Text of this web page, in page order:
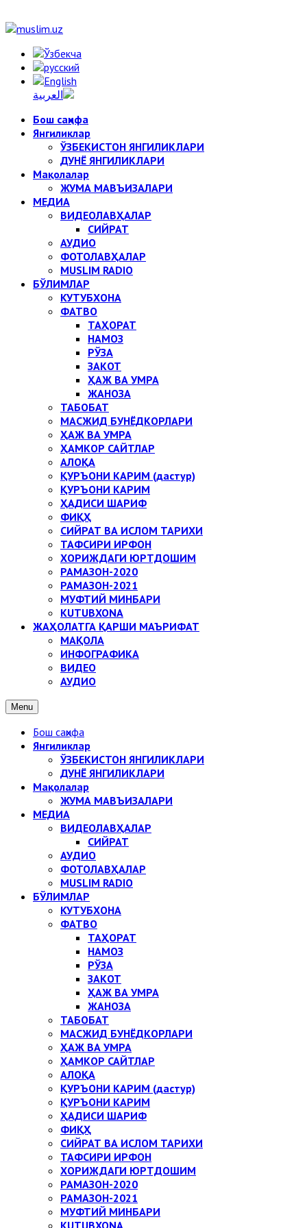
Бош саҳифа
Янгиликлар
ЎЗБЕКИСТОН ЯНГИЛИКЛАРИ
ДУНЁ ЯНГИЛИКЛАРИ
Мақолалар
ЖУМА МАВЪИЗАЛАРИ
МЕДИА
ВИДЕОЛАВҲАЛАР
СИЙРАТ
АУДИО
ФОТОЛАВҲАЛАР
MUSLIM RADIO
БЎЛИМЛАР
КУТУБХОНА
ФАТВО
ТАҲОРАТ
НАМОЗ
РЎЗА
ЗАКОТ
ҲАЖ ВА УМРА
ЖАНОЗА
ТАБОБАТ
МАСЖИД БУНЁДКОРЛАРИ
ҲАЖ ВА УМРА
ҲАМКОР САЙТЛАР
АЛОҚА
ҚУРЪОНИ КАРИМ (дастур)
ҚУРЪОНИ КАРИМ
ҲАДИСИ ШАРИФ
ФИҚҲ
СИЙРАТ ВА ИСЛОМ ТАРИХИ
ТАФСИРИ ИРФОН
ХОРИЖДАГИ ЮРТДОШИМ
РАМАЗОН-2020
РАМАЗОН-2021
МУФТИЙ МИНБАРИ
KUTUBXONA
ЖАҲОЛАТГА ҚАРШИ МАЪРИФАТ
МАҚОЛА
ИНФОГРАФИКА
ВИДЕО
АУДИО
Menu
Бош саҳифа
Янгиликлар
ЎЗБЕКИСТОН ЯНГИЛИКЛАРИ
ДУНЁ ЯНГИЛИКЛАРИ
Мақолалар
ЖУМА МАВЪИЗАЛАРИ
МЕДИА
ВИДЕОЛАВҲАЛАР
СИЙРАТ
АУДИО
ФОТОЛАВҲАЛАР
MUSLIM RADIO
БЎЛИМЛАР
КУТУБХОНА
ФАТВО
ТАҲОРАТ
НАМОЗ
РЎЗА
ЗАКОТ
ҲАЖ ВА УМРА
ЖАНОЗА
ТАБОБАТ
МАСЖИД БУНЁДКОРЛАРИ
ҲАЖ ВА УМРА
ҲАМКОР САЙТЛАР
АЛОҚА
ҚУРЪОНИ КАРИМ (дастур)
ҚУРЪОНИ КАРИМ
ҲАДИСИ ШАРИФ
ФИҚҲ
СИЙРАТ ВА ИСЛОМ ТАРИХИ
ТАФСИРИ ИРФОН
ХОРИЖДАГИ ЮРТДОШИМ
РАМАЗОН-2020
РАМАЗОН-2021
МУФТИЙ МИНБАРИ
KUTUBXONA